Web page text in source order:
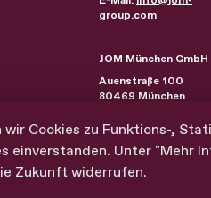
group.com
JOM München GmbH
Auenstraße 100
80469 München
Tel.:0 89/230 21
E-Mail:info@jom-
group.com
Cookies zu Funktions-,
Unter "Mehr
Zukunft widerrufen.